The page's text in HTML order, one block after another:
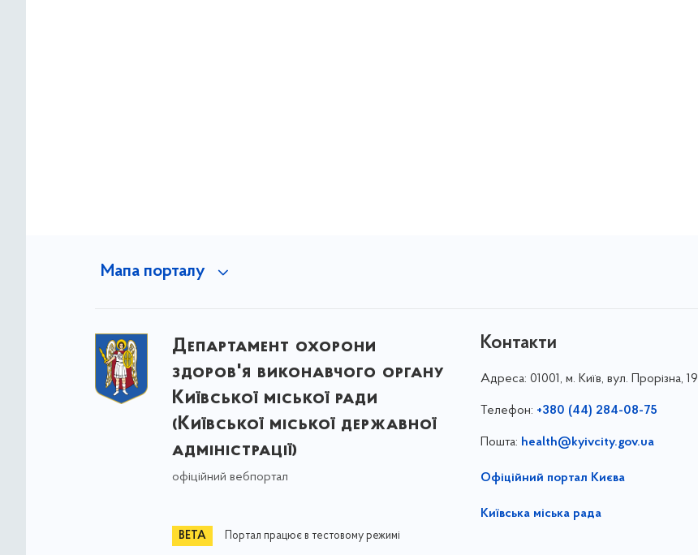
Мапа порталу
Департамент охорони
здоров'я виконавчого органу
Київської міської ради
(Київської міської державної
адміністрації)
офіційний вебпортал
Портал працює в тестовому режимі
Контакти
Адреса: 01001, м. Київ, вул. Прорізна, 19
Телефон: +380 (44) 284-08-75
Пошта: health@kyivcity.gov.ua
Офіційний портал Києва
Київська міська рада